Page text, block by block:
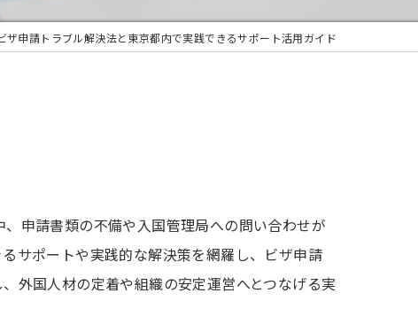
ザ申請トラブル解決法と東京都内で実践できるサポート活用ガイド
申請書類の不備や入国管理局への問い合わせが
サポートや実践的な解決策を網羅し、ビザ申請
外国人材の定着や組織の安定運営へとつなげる実